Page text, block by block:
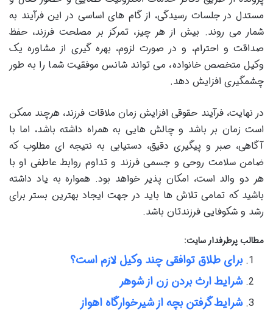
مستدل در جلسات رسیدگی، از گام های اساسی در این فرآیند به
شمار می روند. بیش از هر چیز، تمرکز بر مصلحت فرزند، حفظ
صداقت و احترام، و در صورت لزوم، بهره گیری از مشاوره یک
وکیل متخصص خانواده، می تواند شانس موفقیت شما را به طور
چشمگیری افزایش دهد.
در نهایت، فرآیند حقوقی افزایش زمان ملاقات فرزند، هرچند ممکن
است زمان بر باشد و چالش هایی به همراه داشته باشد، اما با
آگاهی، صبر و پیگیری دقیق، دستیابی به نتیجه ای مطلوب که
ضامن سلامت روحی و جسمی فرزند و تداوم روابط عاطفی او با
هر دو والد است، امکان پذیر خواهد بود. همواره به یاد داشته
باشید که تمامی تلاش ها باید در جهت ایجاد بهترین بستر برای
رشد و شکوفایی فرزندتان باشد.
مطالب پرطرفدار سایت:
برای طلاق توافقی چند وکیل لازم است؟
شرایط ارث بردن زن از شوهر
شرایط گرفتن بچه از شیرخوارگاه اهواز